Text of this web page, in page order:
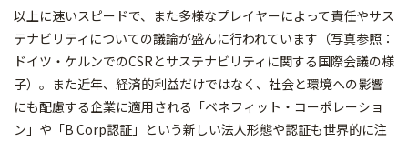
以上に速いスピードで、また多様なプレイヤーによって責任やサス
テナビリティについての議論が盛んに行われています（写真参照：
ドイツ・ケルンでのCSRとサステナビリティに関する国際会議の様
子）。また近年、経済的利益だけではなく、社会と環境への影響
にも配慮する企業に適用される「ベネフィット・コーポレーショ
ン」や「B Corp認証」という新しい法人形態や認証も世界的に注